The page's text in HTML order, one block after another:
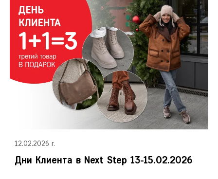
12.02.2026 г.
Дни Клиента в Next Step 13-15.02.2026